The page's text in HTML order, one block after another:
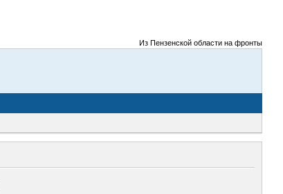
Из Пензенской области на фронты